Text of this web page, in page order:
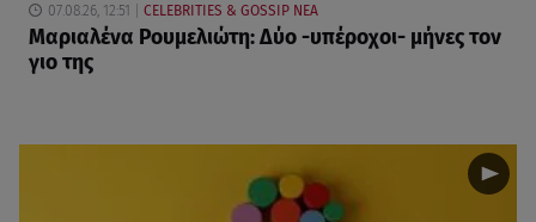
07.08.26, 12:51 CELEBRITIES & GOSSIP ΝΕΑ
Μαριαλένα Ρουμελιώτη: Δύο -υπέροχοι- μήνες τον
γιο της